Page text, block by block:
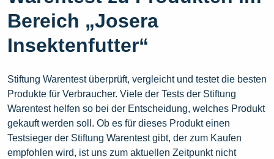
Bereich „Josera
Insektenfutter“
Stiftung Warentest überprüft, vergleicht und testet die besten
Produkte für Verbraucher. Viele der Tests der Stiftung
Warentest helfen so bei der Entscheidung, welches Produkt
gekauft werden soll. Ob es für dieses Produkt einen
Testsieger der Stiftung Warentest gibt, der zum Kaufen
empfohlen wird, ist uns zum aktuellen Zeitpunkt nicht